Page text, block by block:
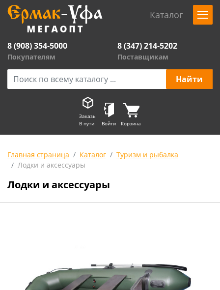
Каталог
8 (908) 354-5000
Покупателям
8 (347) 214-5202
Поставщикам
Заказы
В пути
Войти Корзина
Главная страница Каталог
Туризм и рыбалка
Лодки и аксессуары
Лодки и аксессуары